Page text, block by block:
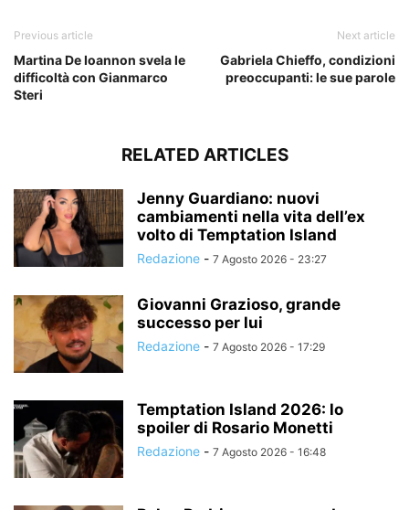
Previous article
Martina De Ioannon svela le
difficoltà con Gianmarco
Steri
Next article
Gabriela Chieffo, condizioni
preoccupanti: le sue parole
RELATED ARTICLES
Jenny Guardiano: nuovi
cambiamenti nella vita dell’ex
volto di Temptation Island
Redazione - 7 Agosto 2026 - 23:27
Giovanni Grazioso, grande
successo per lui
Redazione - 7 Agosto 2026 - 17:29
Temptation Island 2026: lo
spoiler di Rosario Monetti
Redazione - 7 Agosto 2026 - 16:48